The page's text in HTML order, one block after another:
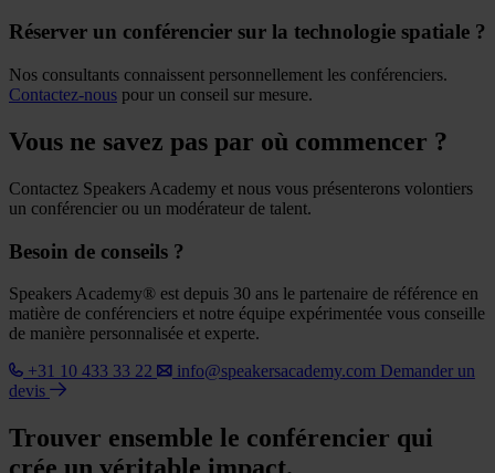
Réserver un conférencier sur la technologie spatiale ?
Nos consultants connaissent personnellement les conférenciers.
Contactez-nous pour un conseil sur mesure.
Vous ne savez pas par où commencer ?
Contactez Speakers Academy et nous vous présenterons volontiers
un conférencier ou un modérateur de talent.
Besoin de conseils ?
Speakers Academy® est depuis 30 ans le partenaire de référence en
matière de conférenciers et notre équipe expérimentée vous conseille
de manière personnalisée et experte.
+31 10 433 33 22
info@speakersacademy.com Demander un
devis
Trouver ensemble le conférencier qui